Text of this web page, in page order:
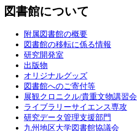
図書館について
附属図書館の概要
図書館の移転に係る情報
研究開発室
出版物
オリジナルグッズ
図書館へのご寄付等
展観クロニクル/貴重文物講習会
ライブラリーサイエンス専攻
研究データ管理支援部門
九州地区大学図書館協議会